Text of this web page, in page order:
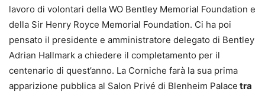
lavoro di volontari della WO Bentley Memorial Foundation e
della Sir Henry Royce Memorial Foundation. Ci ha poi
pensato il presidente e amministratore delegato di Bentley
Adrian Hallmark a chiedere il completamento per il
centenario di quest’anno. La Corniche farà la sua prima
apparizione pubblica al Salon Privé di Blenheim Palace tra